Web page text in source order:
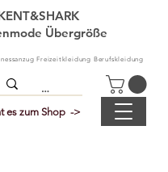
Übergröße
Freizeitkleidung Berufskleidung
es zum Shop ->